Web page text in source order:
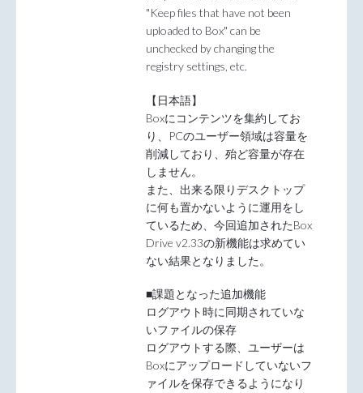
"Keep files that have not been
uploaded to Box" can be
unchecked by changing the
registry settings, etc.
【日本語】
Boxにコンテンツを集約してお
り、PCのユーザー領域は容量を
削減しており、殆ど容量が存在
しません。
また、出来る限りデスクトップ
に何も置かないように運用をし
ているため、今回追加されたBox
Drive v2.33の新機能は求めてい
ない結果となりました。
■課題となった追加機能
ログアウト時に同期されていな
いファイルの保存
ログアウトする際、ユーザーは
Boxにアップロードしていないフ
ァイルを保存できるようになり